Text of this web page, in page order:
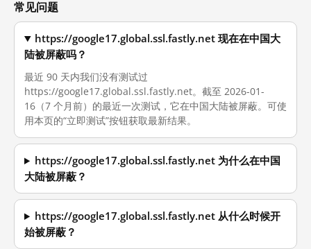
常见问题
https://google17.global.ssl.fastly.net 现在在中国大
陆被屏蔽吗？
最近 90 天内我们没有测试过
https://google17.global.ssl.fastly.net。截至 2026-01-
16（7 个月前）的最近一次测试，它在中国大陆被屏蔽。可使
用本页的“立即测试”按钮获取最新结果。
https://google17.global.ssl.fastly.net 为什么在中国
大陆被屏蔽？
https://google17.global.ssl.fastly.net 从什么时候开
始被屏蔽？